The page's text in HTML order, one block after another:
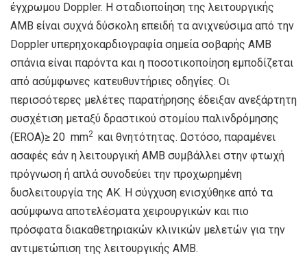
έγχρωμου Doppler. Η σταδιοποίηση της λειτουργικής
ΑΜΒ είναι συχνά δύσκολη επειδή τα ανιχνεύσιμα από την
Doppler υπερηχοκαρδιογραφία σημεία σοβαρής ΑΜΒ
σπάνια είναι παρόντα και η ποσοτικοποίηση εμποδίζεται
από ασύμφωνες κατευθυντήριες οδηγίες. Οι
περισσότερες μελέτες παρατήρησης έδειξαν ανεξάρτητη
συσχέτιση μεταξύ δραστικού στομίου παλινδρόμησης
(EROA)≥ 20 mm2 και θνητότητας. Ωστόσο, παραμένει
ασαφές εάν η λειτουργική ΑΜΒ συμβάλλει στην φτωχή
πρόγνωση ή απλά συνοδεύει την προχωρημένη
δυσλειτουργία της ΑΚ. Η σύγχυση ενισχύθηκε από τα
ασύμφωνα αποτελέσματα χειρουργικών και πιο
πρόσφατα διακαθετηριακών κλινικών μελετών για την
αντιμετώπιση της λειτουργικής ΑΜΒ.